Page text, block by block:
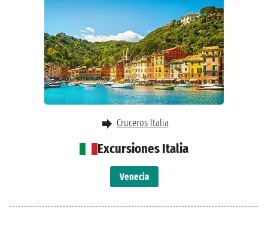
Excursiones Italia
Venecia
Cruceros Italia